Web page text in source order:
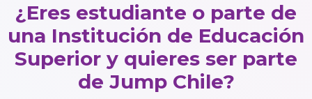
¿Eres estudiante o parte de
una Institución de Educación
Superior y quieres ser parte
de Jump Chile?